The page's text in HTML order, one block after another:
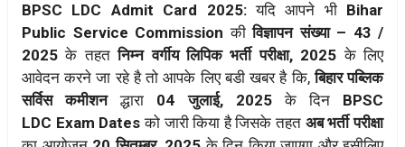
BPSC LDC Admit Card 2025:यदि आपने भीBihar
Public Service Commission कीविज्ञापन संख्या – 43 /
2025के तहतनिम्न वर्गीय लिपिक भर्ती परीक्षा, 2025के लिए
आवेदन करने जा रहे है तो आपके लिए बडी खबर है कि,बिहार पब्लिक
सर्विस कमीशनद्धारा 04 जुलाई, 2025के दिन BPSC
LDC Exam Dates को जारी किया है जिसके तहत अब भर्ती परीक्षा